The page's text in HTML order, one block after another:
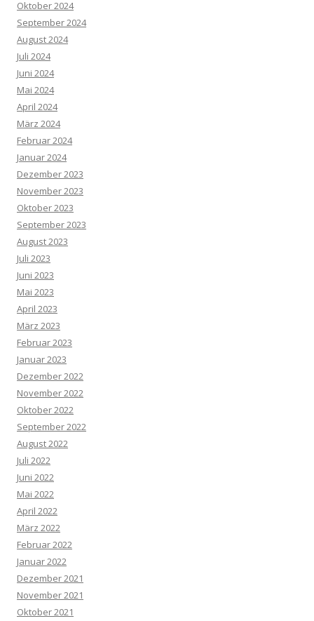
Oktober 2024
September 2024
August 2024
Juli 2024
Juni 2024
Mai 2024
April 2024
März 2024
Februar 2024
Januar 2024
Dezember 2023
November 2023
Oktober 2023
September 2023
August 2023
Juli 2023
Juni 2023
Mai 2023
April 2023
März 2023
Februar 2023
Januar 2023
Dezember 2022
November 2022
Oktober 2022
September 2022
August 2022
Juli 2022
Juni 2022
Mai 2022
April 2022
März 2022
Februar 2022
Januar 2022
Dezember 2021
November 2021
Oktober 2021